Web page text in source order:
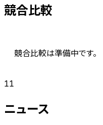
競合比較
競合比較は準備中です。
11
ニュース